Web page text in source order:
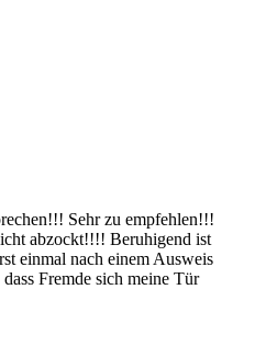
Sehr zu empfehlen!!!
abzockt!!!! Beruhigend ist
einmal nach einem Ausweis
Fremde sich meine Tür